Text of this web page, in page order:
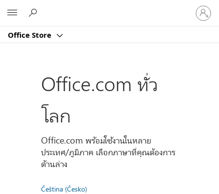
Office Store
ลงชื่อ
เข้า
บัญชี
Office.com ทั่ว
โลก
Office.com พร้อมใช้งานในหลาย
ประเทศ/ภูมิภาค เลือกภาษาที่คุณต้องการ
ด้านล่าง
Čeština (Česko)